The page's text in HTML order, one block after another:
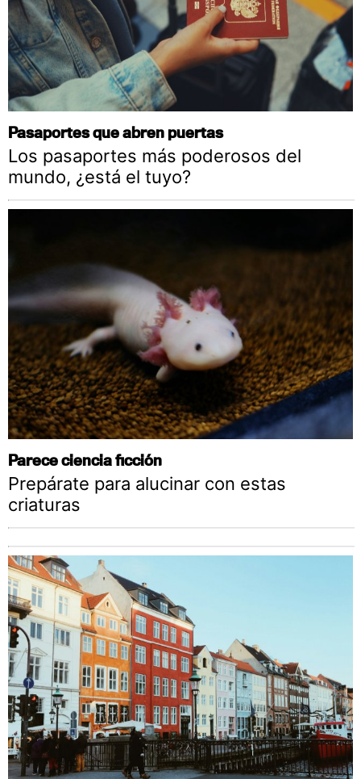
Pasaportes que abren puertas
Los pasaportes más poderosos del
mundo, ¿está el tuyo?
Parece ciencia ficción
Prepárate para alucinar con estas
criaturas